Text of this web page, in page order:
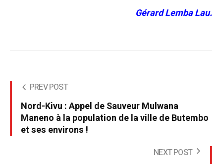
Gérard Lemba Lau.
PREV POST
Nord-Kivu : Appel de Sauveur Mulwana
Maneno à la population de la ville de Butembo
et ses environs !
NEXT POST